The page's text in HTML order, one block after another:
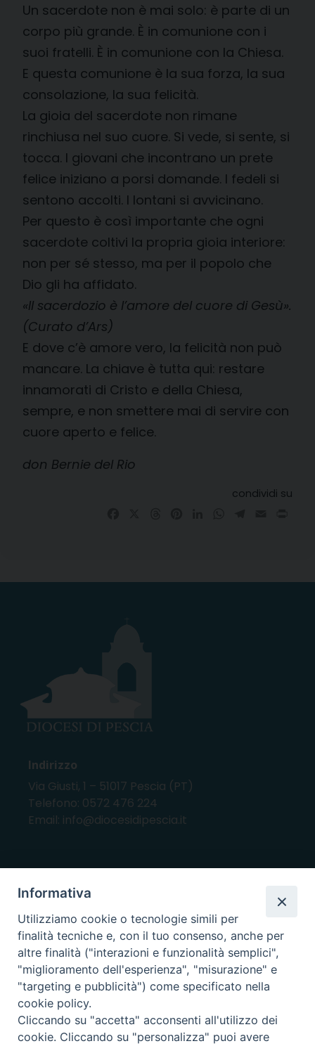
Un sacerdote non è mai solo: è parte di un
corpo più grande. È in comunione con i
suoi fratelli. È in comunione con la Chiesa.
E questa comunione è la sua forza, la sua
consolazione, la sua felicità.
La gioia del sacerdote non rimane
rinchiusa nel suo cuore. Si vede, si sente, si
tocca. I giovani che incontrano un prete
felice iniziano a porsi domande. I fedeli si
sentono accolti. I lontani si avvicinano.
Per questo è così importante che ogni
sacerdote coltivi la propria gioia interiore:
non per sé stesso, ma per il popolo che
Dio gli ha affidato.
«Il sacerdozio è l’amore del cuore di Gesù».
(Curato d’Ars)
E dove c’è amore vero, la felicità non può
mancare. La chiave è tutta qui: restare
innamorati di Cristo e della Chiesa,
sempre, e non smettere mai di servire con
cuore aperto e felice.
don Bernie del Rio
condividi su
Indirizzo
Via Giusti, 1 – 51017 Pescia (PT)
Telefono: 0572 476 224
Email: info@diocesidipescia.it
ORARI E GIORNI DI APERTURA
10.00 alle 12.00
UFFICI ECONOMATO E AMMINISTRAZIONE Lunedì e
Mercoledì, dalle 10.00 alle 12.30
UFFICIO BENI CULTURALI Lunedì, Mercoledì,
Venerdì, dalle 10.00 alle 12.30
Informativa
Utilizziamo cookie o tecnologie simili per
finalità tecniche e, con il tuo consenso, anche per
altre finalità ("interazioni e funzionalità semplici",
"miglioramento dell'esperienza", "misurazione" e
"targeting e pubblicità") come specificato nella
cookie policy.
Cliccando su "accetta" acconsenti all'utilizzo dei
cookie. Cliccando su "personalizza" puoi avere